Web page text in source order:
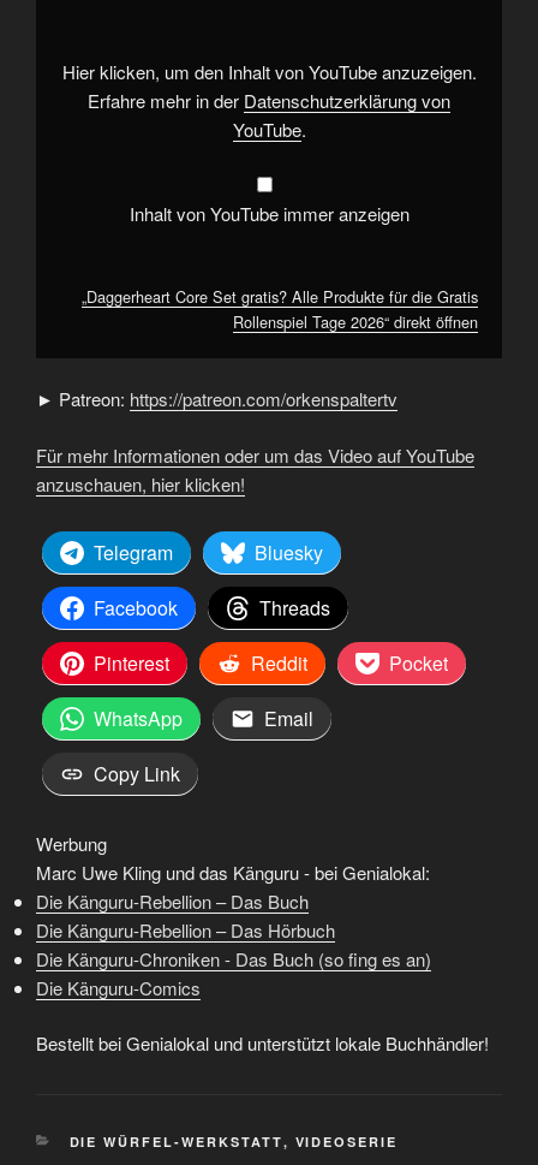
Gratis
Rollenspiel
Hier klicken, um den Inhalt von YouTube anzuzeigen.
Erfahre mehr in der Datenschutzerklärung von
YouTube.
Inhalt von YouTube immer anzeigen
„Daggerheart Core Set gratis? Alle Produkte für die Gratis
Rollenspiel Tage 2026“ direkt öffnen
► Patreon: https://patreon.com/orkenspaltertv
Für mehr Informationen oder um das Video auf YouTube
anzuschauen, hier klicken!
Telegram
Bluesky
Facebook
Threads
Pinterest
Reddit
Pocket
WhatsApp
Email
Copy Link
Werbung
Marc Uwe Kling und das Känguru - bei Genialokal:
Die Känguru-Rebellion – Das Buch
Die Känguru-Rebellion – Das Hörbuch
Die Känguru-Chroniken - Das Buch (so fing es an)
Die Känguru-Comics
Bestellt bei Genialokal und unterstützt lokale Buchhändler!
KATEGORIEN
DIE WÜRFEL-WERKSTATT, VIDEOSERIE